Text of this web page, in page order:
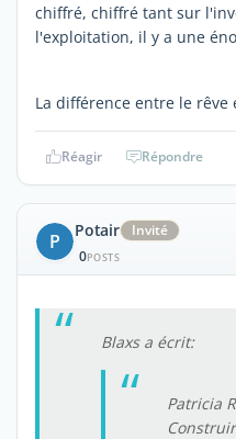
chiffré, chiffré tant sur
l'exploitation, il y a une
La différence entre le
Réagir Répondre
P Potair
Invité
0POSTS
Blaxs a écrit:
Patricia